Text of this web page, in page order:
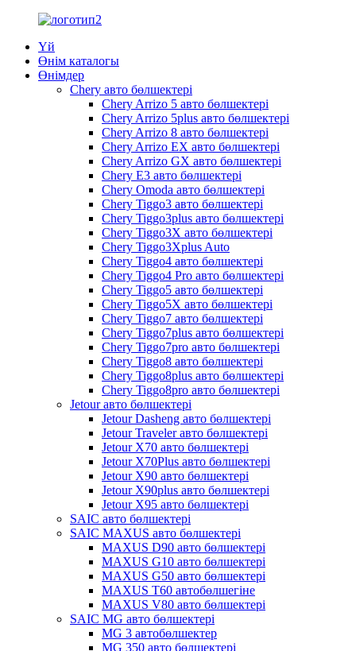
Үй
Өнім каталогы
Өнімдер
Chery авто бөлшектері
Chery Arrizo 5 авто бөлшектері
Chery Arrizo 5plus авто бөлшектері
Chery Arrizo 8 авто бөлшектері
Chery Arrizo EX авто бөлшектері
Chery Arrizo GX авто бөлшектері
Chery E3 авто бөлшектері
Chery Omoda авто бөлшектері
Chery Tiggo3 авто бөлшектері
Chery Tiggo3plus авто бөлшектері
Chery Tiggo3X авто бөлшектері
Chery Tiggo3Xplus Auto
Chery Tiggo4 авто бөлшектері
Chery Tiggo4 Pro авто бөлшектері
Chery Tiggo5 авто бөлшектері
Chery Tiggo5X авто бөлшектері
Chery Tiggo7 авто бөлшектері
Chery Tiggo7plus авто бөлшектері
Chery Tiggo7pro авто бөлшектері
Chery Tiggo8 авто бөлшектері
Chery Tiggo8plus авто бөлшектері
Chery Tiggo8pro авто бөлшектері
Jetour авто бөлшектері
Jetour Dasheng авто бөлшектері
Jetour Traveler авто бөлшектері
Jetour X70 авто бөлшектері
Jetour X70Plus авто бөлшектері
Jetour X90 авто бөлшектері
Jetour X90plus авто бөлшектері
Jetour X95 авто бөлшектері
SAIC авто бөлшектері
SAIC MAXUS авто бөлшектері
MAXUS D90 авто бөлшектері
MAXUS G10 авто бөлшектері
MAXUS G50 авто бөлшектері
MAXUS T60 автобөлшегіне
MAXUS V80 авто бөлшектері
SAIC MG авто бөлшектері
MG 3 автобөлшектер
MG 350 авто бөлшектері